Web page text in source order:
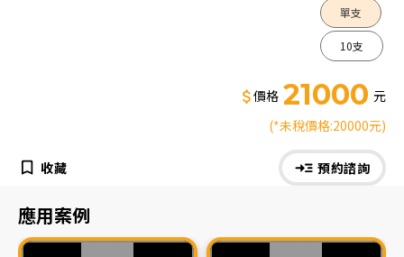
應用案例
單支
10支
價格 21000 元
(*未稅價格:20000元)
收藏 預約諮詢